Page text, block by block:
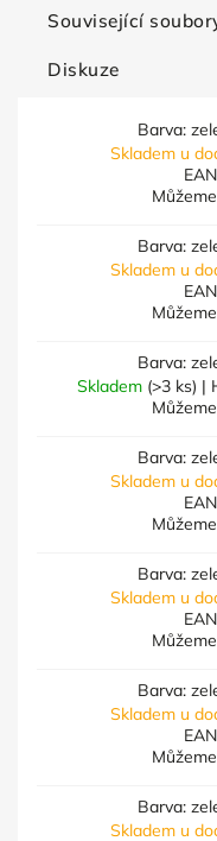
Související
Diskuze
Barva:
Skladem u
Barva:
Skladem u
Barva:
Skladem (>3 ks) |
Barva:
Skladem u
Barva:
Skladem u
Barva:
Skladem u
Barva:
Skladem u